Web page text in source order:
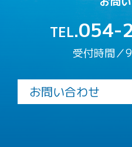
TEL.054-
受付時間
お問い合わせ